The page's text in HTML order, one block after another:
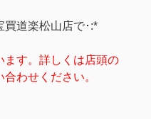
道楽松山店で･:*ゞ
す。詳しくは店頭の
わせください。